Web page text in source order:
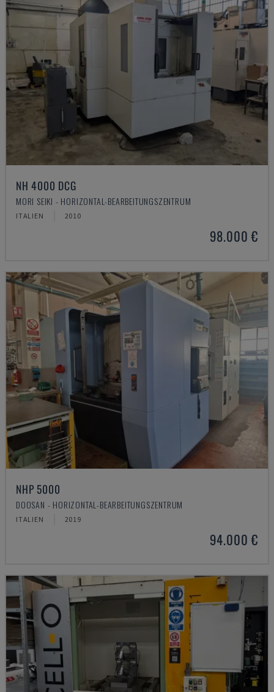
NH 4000 DCG
MORI SEIKI - HORIZONTAL-BEARBEITUNGSZENTRUM
ITALIEN 2010
98.000 €
NHP 5000
DOOSAN - HORIZONTAL-BEARBEITUNGSZENTRUM
ITALIEN 2019
94.000 €